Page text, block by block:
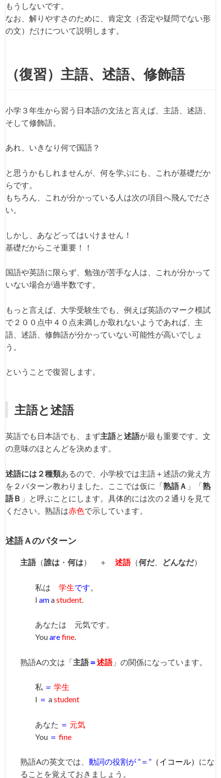
もうしないです。
なお、解りやすさのために、肯定文（否定や疑問でない形
の文）だけについて説明します。
（復習）主語、述語、修飾語
小学３年生から習う日本語の文法と言えば、主語、述語、
そして修飾語。
あれ、いきなり何で国語？
と思うかもしれませんが、何を学ぶにも、これが基礎だか
らです。
もちろん、これが分かっている人は次の項目へ飛んでださ
い。
しかし、あなどってはいけません！
基礎だからこそ重要！！
国語や英語に限らず、勉強が苦手な人は、これが分かって
いない場合が過半数です。
もっと言えば、大学受験生でも、例えば英語のマーク模試
で２００点中４０点未満しか取れないようであれば、主
語、述語、修飾語が分かっていない可能性が高いでしょ
う。
ということで復習します。
主語と述語
英語でも日本語でも、まず主語と述語が最も重要です。文
の意味のほとんどを決めます。
述語には２種類あるので、小学校では主語＋述語の覚え方
を２パターン教わりました。ここでは仮に「熟語Ａ 」「熟
語Ｂ 」と呼ぶことにします。具体的には次の２通りを見て
ください。熟語は赤色で示しています。
述語Ａのパターン
主語（誰は ・ 何は） ＋ 述語（何だ、 どんなだ）
私は 学生です
I amastudent
あなたは 元気です。
Youarefine.
熟語Aの文は「主語＝述語」の関係になっています。
私 ＝ 学生
I ＝ astudent
あなた ＝ 元気
You ＝ fine
熟語Aの英文では、 動詞の役割が ”＝” （イコール） にな
ることを覚えておきましょう。